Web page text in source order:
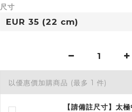
尺寸
以優惠價加購商品 (最多 1 件)
【請備註尺寸】太